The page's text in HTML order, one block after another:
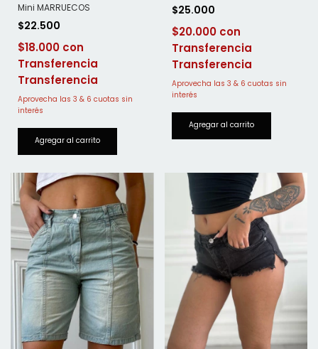
Mini MARRUECOS
$22.500
$18.000
Transferencia
$25.000
$20.000
Transferencia